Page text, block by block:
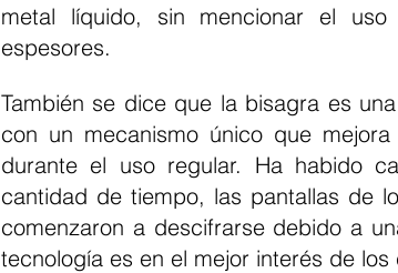
metal líquido, sin mencionar el
espesores.
También se dice que la bisagra es
con un mecanismo único que
durante el uso regular. Ha habido
cantidad de tiempo, las pantallas de
comenzaron a descifrarse debido a
tecnología es en el mejor interés de